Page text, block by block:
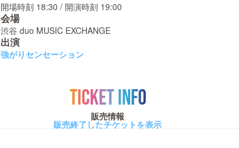
開場時刻 18:30 / 開演時刻 19:00
会場
渋谷 duo MUSIC EXCHANGE
出演
強がりセンセーション
TICKET INFO
販売情報
販売終了したチケットを表示